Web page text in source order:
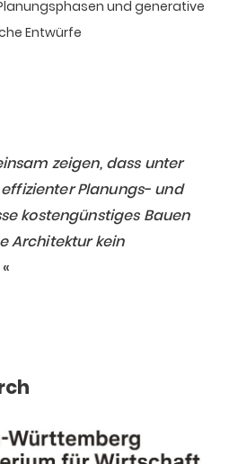
und generative
Entwürfe
zeigen, dass unter
effizienter Planungs- und
kostengünstiges Bauen
Architektur kein